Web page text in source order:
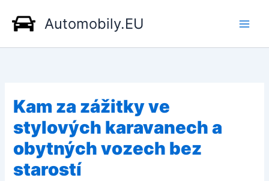
obsah
Automobily.EU
Kam za zážitky ve
stylových karavanech a
obytných vozech bez
starostí